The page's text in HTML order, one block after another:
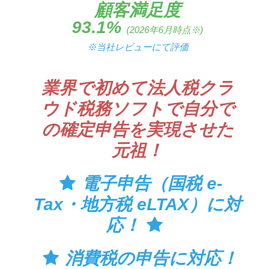
顧客満足度
93.1% (2026年6月時点※)
※当社レビューにて評価
業界で初めて法人税クラ
ウド税務ソフトで自分で
の確定申告を実現させた
元祖！
電子申告（国税 e-
Tax・地方税 eLTAX）に対
応！
消費税の申告に対応！